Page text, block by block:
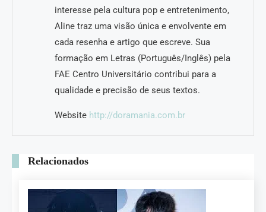
interesse pela cultura pop e entretenimento,
Aline traz uma visão única e envolvente em
cada resenha e artigo que escreve. Sua
formação em Letras (Português/Inglês) pela
FAE Centro Universitário contribui para a
qualidade e precisão de seus textos.
Website http://doramania.com.br
Relacionados